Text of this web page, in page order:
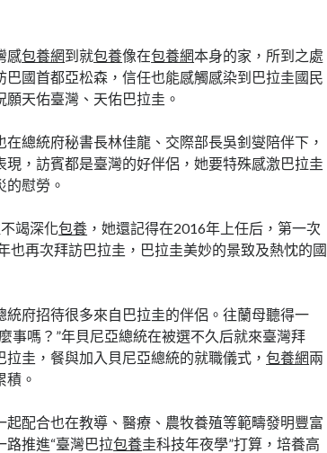
感包養網到就包養像在包養網本身的家，所到之處
國首都亞松森，信任也能感觸感染到巴拉圭國民
天佑臺灣、天佑巴拉圭。
總統府秘書長林佳龍、交際部長吳釗燮陪伴下，
，訪賓都是臺灣的好伴侶，她要特殊感激巴拉圭
慰勞。
竭深化包養 ，她還記得在2016年上任后，第一次
也再次拜訪巴拉圭，巴拉圭美妙的景致及熱忱的國
府招待很多來自巴拉圭的伴侶。往蘭母聽得一
事嗎？”年貝尼亞總統在被選不久后就來臺灣拜
圭，餐與加入貝尼亞總統的就職儀式，包養網兩
積。
配合也在教導、醫療、農牧養殖等範疇發明豐富
路推進“臺灣巴拉包養圭科技年夜學”打算，培養高